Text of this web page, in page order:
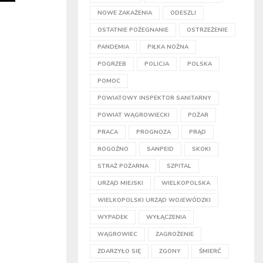
NOWE ZAKAŻENIA ODESZLI
OSTATNIE POŻEGNANIE OSTRZEŻENIE
PANDEMIA PIŁKA NOŻNA
POGRZEB POLICJA POLSKA
POMOC
POWIATOWY INSPEKTOR SANITARNY
POWIAT WĄGROWIECKI POŻAR
PRACA PROGNOZA PRĄD
ROGOŹNO SANPEID SKOKI
STRAŻ POŻARNA SZPITAL
URZĄD MIEJSKI WIELKOPOLSKA
WIELKOPOLSKI URZĄD WOJEWÓDZKI
WYPADEK WYŁĄCZENIA
WĄGROWIEC ZAGROŻENIE
ZDARZYŁO SIĘ ZGONY ŚMIERĆ